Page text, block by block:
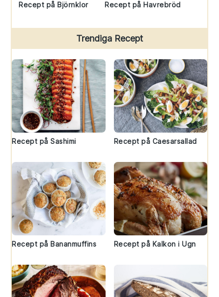
Recept på Björnklor Recept på Havrebröd
Trendiga Recept
Recept på Sashimi Recept på Caesarsallad
Recept på Bananmuffins Recept på Kalkon i Ugn